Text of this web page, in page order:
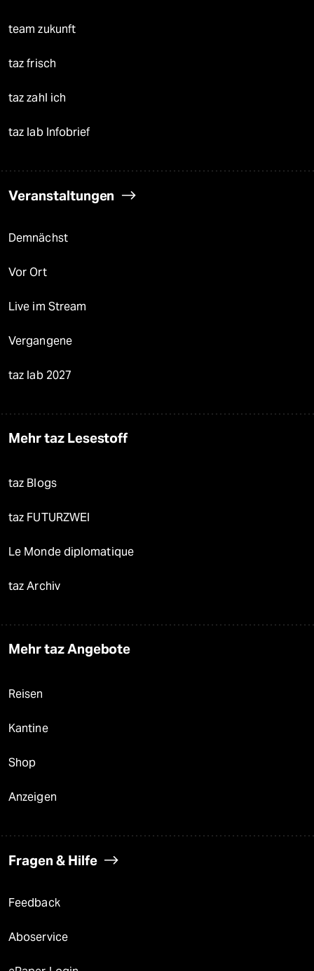
team zukunft
taz frisch
taz zahl ich
taz lab Infobrief
Veranstaltungen
Demnächst
Vor Ort
Live im Stream
Vergangene
taz lab 2027
Mehr taz Lesestoff
taz Blogs
taz FUTURZWEI
Le Monde diplomatique
taz Archiv
Mehr taz Angebote
Reisen
Kantine
Shop
Anzeigen
Fragen & Hilfe
Feedback
Aboservice